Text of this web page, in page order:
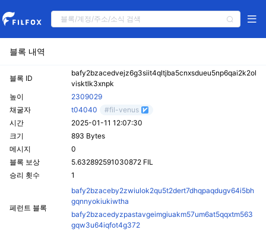
블록 내역
블록 ID
bafy2bzacedvejz6g3siit4qltjba5cnxsdueu5np6qai2k2ol
visktlk3xnpk
높이
2309029
채굴자
t04040
#fil-venus
시간
2025-01-11 12:07:30
크기
893 Bytes
메시지
0
블록 보상
5.632892591030872 FIL
승리 횟수
1
페런트 블록
bafy2bzaceby2zwiulok2qu5t2dert7dhqpaqdugv64i5bh
gqnnyokiukiwtha
bafy2bzacedyzpastavgeimgiuakm57um6at5qqxtm563
gqw3u64iqfot4g372